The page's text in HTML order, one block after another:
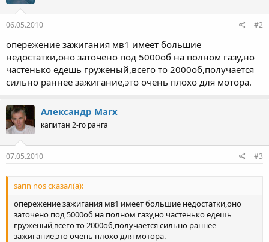
06.05.2010 #2
опережение зажигания мв1 имеет большие
недостатки,оно заточено под 5000об на полном газу,но
частенько едешь груженый,всего то 2000об,получается
сильно раннее зажигание,это очень плохо для мотора.
Александр Marx
капитан 2-го ранга
07.05.2010 #3
sarin nos сказал(а):
опережение зажигания мв1 имеет большие недостатки,оно
заточено под 5000об на полном газу,но частенько едешь
груженый,всего то 2000об,получается сильно раннее
зажигание,это очень плохо для мотора.